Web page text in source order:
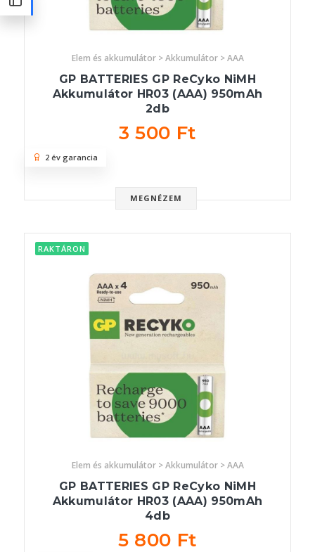
Elem és akkumulátor > Akkumulátor > AAA
GP BATTERIES GP ReCyko NiMH
Akkumulátor HR03 (AAA) 950mAh
2db
3 500 Ft
MEGNÉZEM
2 év garancia
RAKTÁRON
Elem és akkumulátor > Akkumulátor > AAA
GP BATTERIES GP ReCyko NiMH
Akkumulátor HR03 (AAA) 950mAh
4db
5 800 Ft